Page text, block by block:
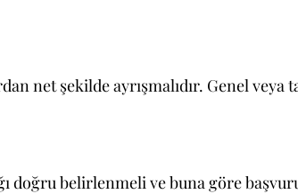
net şekilde ayrışmalıdır. Genel veya
doğru belirlenmeli ve buna göre